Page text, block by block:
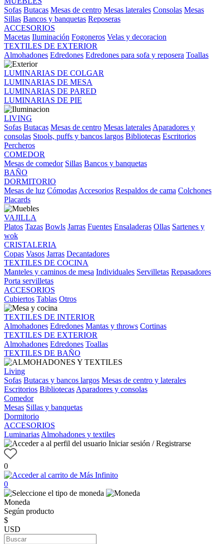
Sofas Butacas Mesas de centro Mesas laterales Consolas Mesas
Sillas Bancos y banquetas Reposeras
ACCESORIOS
Macetas Iluminación Fogoneros Velas y decoracion
TEXTILES DE EXTERIOR
Almohadones Edredones Edredones para sofa y reposera Toallas
LUMINARIAS DE COLGAR
LUMINARIAS DE MESA
LUMINARIAS DE PARED
LUMINARIAS DE PIE
LIVING
Sofas Butacas Mesas de centro Mesas laterales Aparadores y
consolas Stools, puffs y bancos largos Bibliotecas Escritorios
Percheros
COMEDOR
Mesas de comedor Sillas Bancos y banquetas
BAÑO
DORMITORIO
Mesas de luz Cómodas Accesorios Respaldos de cama Colchones
Placards
VAJILLA
Platos Tazas Bowls Jarras Fuentes Ensaladeras Ollas Sartenes y
wok
CRISTALERIA
Copas Vasos Jarras Decantadores
TEXTILES DE COCINA
Manteles y caminos de mesa Individuales Servilletas Repasadores
Porta servilletas
ACCESORIOS
Cubiertos Tablas Otros
TEXTILES DE INTERIOR
Almohadones Edredones Mantas y throws Cortinas
TEXTILES DE EXTERIOR
Almohadones Edredones Toallas
TEXTILES DE BAÑO
Living
Sofas Butacas y bancos largos Mesas de centro y laterales
Escritorios Bibliotecas Aparadores y consolas
Comedor
Mesas Sillas y banquetas
Dormitorio
ACCESORIOS
Luminarias Almohadones y textiles
Iniciar sesión / Registrarse
0
0
Moneda
Según producto
$
USD